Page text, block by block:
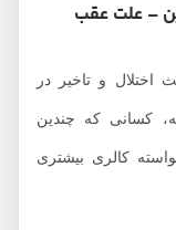
علت عقب
و تاخیر در
که چندین
کالری بیشتری